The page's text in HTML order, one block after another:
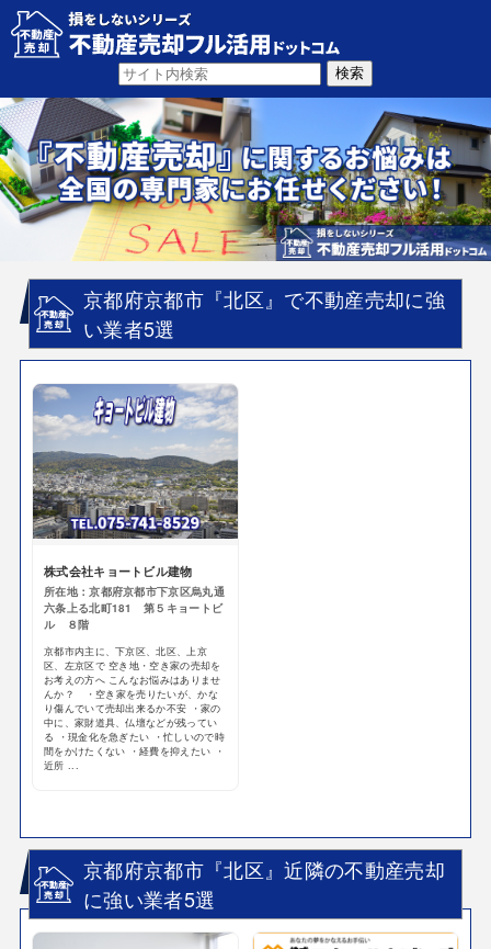
京都府京都市『北区』で不動産売却に強
い業者5選
株式会社キョートビル建物
所在地：京都府京都市下京区烏丸通
六条上る北町181 第５キョートビ
ル ８階
京都市内主に、下京区、北区、上京
区、左京区で 空き地・空き家の売却を
お考えの方へ こんなお悩みはありませ
んか？ ・空き家を売りたいが、かな
り傷んでいて売却出来るか不安 ・家の
中に、家財道具、仏壇などが残ってい
る ・現金化を急ぎたい ・忙しいので時
間をかけたくない ・経費を抑えたい ・
近所 ...
京都府京都市『北区』近隣の不動産売却
に強い業者5選